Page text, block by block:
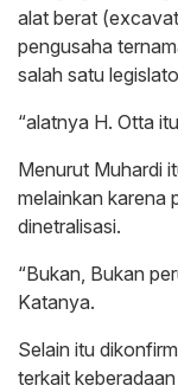
alat berat
pengusaha
salah satu
“alatnya H. Otta
Menurut Muhardi
melainkan karena
dinetralisasi.
“Bukan, Bukan
Katanya.
Selain itu
terkait